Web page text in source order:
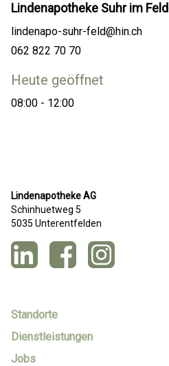
Lindenapotheke Suhr im Feld
lindenapo-suhr-feld@hin.ch
062 822 70 70
Heute geöffnet
08:00 - 12:00
Lindenapotheke AG
Schinhuetweg 5
5035 Unterentfelden
Standorte
Dienstleistungen
Jobs